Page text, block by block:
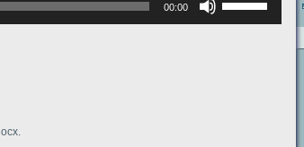
00:00
клавиши